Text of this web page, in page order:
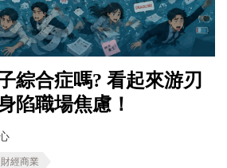
綜合症嗎? 看起來游刃
陷職場焦慮！
財經商業